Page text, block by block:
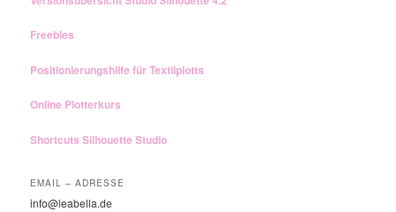
Freebies
Positionierungshilfe für Textilplotts
Online Plotterkurs
Shortcuts Silhouette Studio
EMAIL – ADRESSE
info@leabella.de